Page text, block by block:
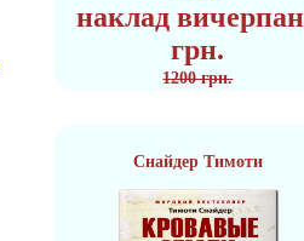
наклад
грн.
1200 грн.
Снайдер Тимоти